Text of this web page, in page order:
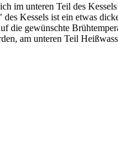
im unteren Teil des
Kessels ist ein etwas
die gewünschte
am unteren Teil